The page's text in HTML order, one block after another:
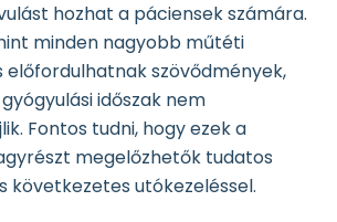
hozhat a páciensek számára.
minden nagyobb műtéti
előfordulhatnak szövődmények,
időszak nem
Fontos tudni, hogy ezek a
megelőzhetők tudatos
következetes utókezeléssel.